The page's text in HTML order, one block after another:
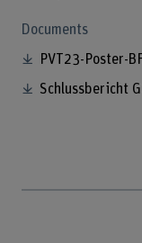
Documents
PVT23-Poster-
Schlussbericht